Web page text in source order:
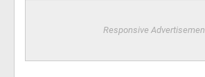
Responsive